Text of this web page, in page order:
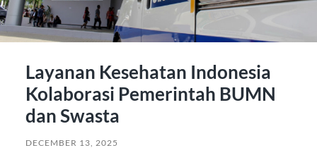
Layanan Kesehatan Indonesia
Kolaborasi Pemerintah BUMN
dan Swasta
DECEMBER 13, 2025